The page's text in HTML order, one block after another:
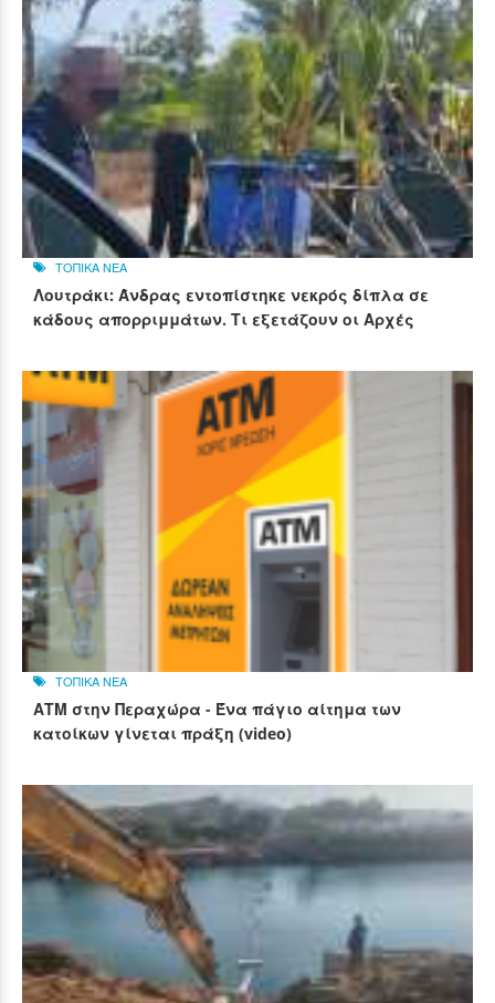
ΤΟΠΙΚΑ ΝΕΑ
Λουτράκι: Άνδρας εντοπίστηκε νεκρός δίπλα σε
κάδους απορριμμάτων. Τι εξετάζουν οι Αρχές
ΤΟΠΙΚΑ ΝΕΑ
ΑΤΜ στην Περαχώρα - Ένα πάγιο αίτημα των
κατοίκων γίνεται πράξη (video)